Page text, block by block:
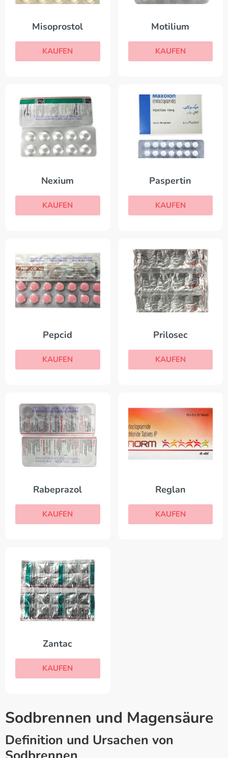
Misoprostol
KAUFEN
Motilium
KAUFEN
Nexium
KAUFEN
Paspertin
KAUFEN
Pepcid
KAUFEN
Prilosec
KAUFEN
Rabeprazol
KAUFEN
Reglan
KAUFEN
Zantac
KAUFEN
Sodbrennen und Magensäure
Definition und Ursachen von